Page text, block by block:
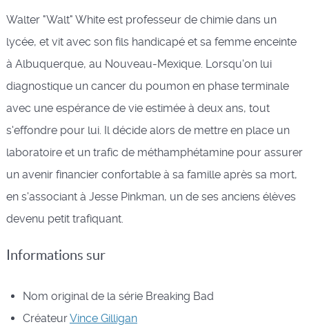
Walter "Walt" White est professeur de chimie dans un
lycée, et vit avec son fils handicapé et sa femme enceinte
à Albuquerque, au Nouveau-Mexique. Lorsqu'on lui
diagnostique un cancer du poumon en phase terminale
avec une espérance de vie estimée à deux ans, tout
s'effondre pour lui. Il décide alors de mettre en place un
laboratoire et un trafic de méthamphétamine pour assurer
un avenir financier confortable à sa famille après sa mort,
en s'associant à Jesse Pinkman, un de ses anciens élèves
devenu petit trafiquant.
Informations sur
Nom original de la série Breaking Bad
CréateurVince Gilligan